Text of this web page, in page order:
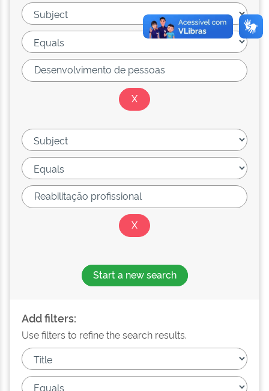
Start a new search
Add filters:
Use filters to refine the search results.